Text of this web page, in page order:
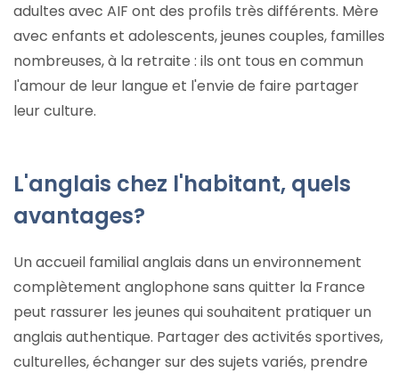
adultes avec AIF ont des profils très différents. Mère
avec enfants et adolescents, jeunes couples, familles
nombreuses, à la retraite : ils ont tous en commun
l'amour de leur langue et l'envie de faire partager
leur culture.
L'anglais chez l'habitant, quels
avantages?
Un accueil familial anglais dans un environnement
complètement anglophone sans quitter la France
peut rassurer les jeunes qui souhaitent pratiquer un
anglais authentique. Partager des activités sportives,
culturelles, échanger sur des sujets variés, prendre